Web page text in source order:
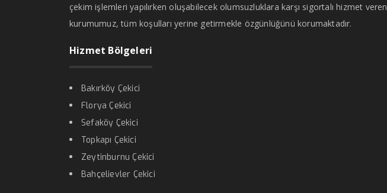
çekim işlemleri yapılırken oluşabilecek olumsuzluklara karşı sigortalı hizmet veren
kurumumuz, tüm koşulları yerine getirmekle özgünlüğünü korumaktadır.
Hizmet Bölgeleri
Bakırköy Çekici
Florya Çekici
Sefaköy Çekici
Topkapı Çekici
Zeytinburnu Çekici
Bahçelievler Çekici